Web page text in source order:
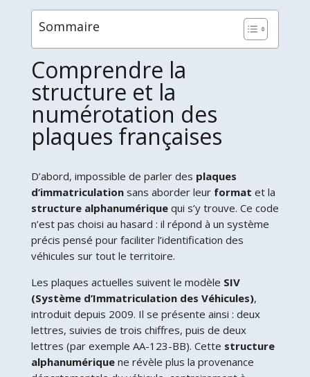
Sommaire
Comprendre la
structure et la
numérotation des
plaques françaises
D’abord, impossible de parler des plaques
d’immatriculationsans aborder leur format et la
structure alphanumériquequi s’y trouve. Ce code
n’est pas choisi au hasard : il répond à un système
précis pensé pour faciliter l’identification des
véhicules sur tout le territoire.
Les plaques actuelles suivent le modèle SIV
(Système d’Immatriculation des Véhicules),
introduit depuis 2009. Il se présente ainsi : deux
lettres, suivies de trois chiffres, puis de deux
lettres (par exemple AA-123-BB). Cette structure
alphanumériquene révèle plus la provenance